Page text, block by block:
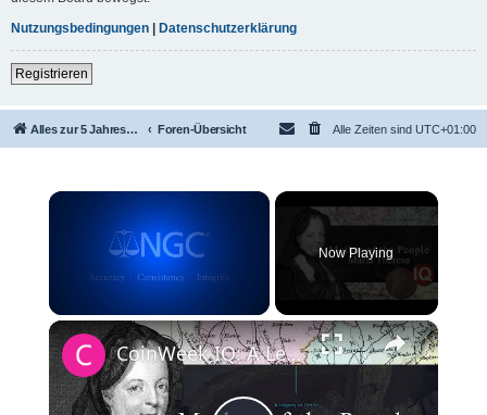
Nutzungsbedingungen | Datenschutzerklärung
Registrieren
Alles zur 5 Jahreswertung / Tabelle der UEFA mit vielen Statistiken. Foren-Übersicht Alle Zeiten sind UTC+01:00
×
Now Playing
×
CoinWeek IQ: A Legacy in Coins - Maria Theresa - 4K Video